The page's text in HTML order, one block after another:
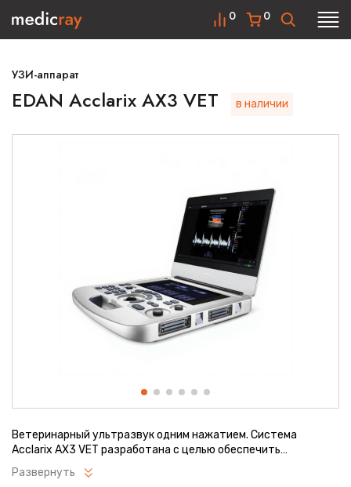
0
0
УЗИ-аппарат
EDAN Acclarix AX3 VET в наличии
Ветеринарный ультразвук одним нажатием. Система
Acclarix AX3 VET разработана с целью обеспечить
бескомпромиссную производительность по доступной цене.
Наличие уникальных двойных разъемов и двойных
Развернуть